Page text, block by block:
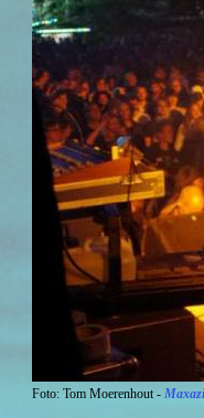
Foto: Tom Moerenhout -